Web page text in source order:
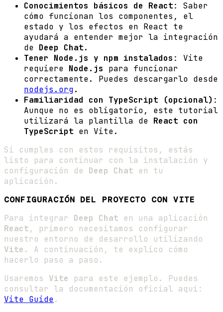
Conocimientos básicos de React: Saber
cómo funcionan los componentes, el
estado y los efectos en React te
ayudará a entender mejor la integración
de Deep Chat.
Tener Node.js y npm instalados : Vite
requiere Node.js para funcionar
correctamente. Puedes descargarlo desde
nodejs.org.
Familiaridad con TypeScript (opcional) :
Aunque no es obligatorio, este tutorial
utilizará la plantilla de React con
TypeScript en Vite.
Si cumples con estos requisitos, estás
listo para continuar con la instalación y
configuración de Deep Chat en tu
aplicación.
CONFIGURACIÓN DEL PROYECTO CON VITE
Para integrar Deep Chat en una aplicación
React, primero necesitamos configurar
nuestro entorno de desarrollo utilizando
Vite . A continuación, te explico cómo
hacerlo paso a paso.
Usaremos Vite para este ejemplo. Puedes
consultar la documentación oficial aquí:
Vite Guide.